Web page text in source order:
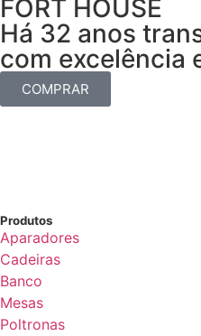
FORT HOUSE
Há 32 anos
com excelência
COMPRAR
Produtos
Aparadores
Cadeiras
Banco
Mesas
Poltronas